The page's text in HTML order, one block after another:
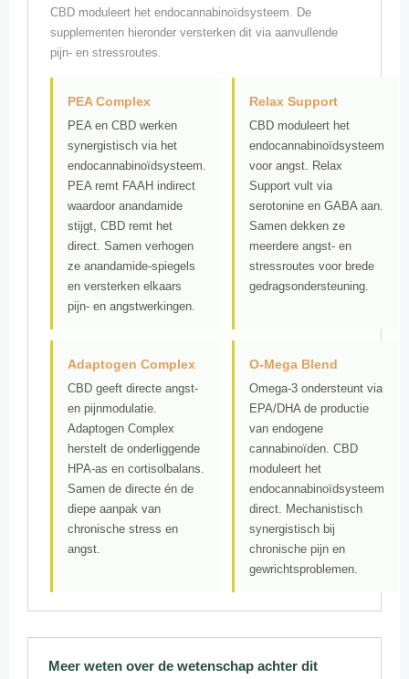
CBD moduleert het endocannabinoïdsysteem. De
supplementen hieronder versterken dit via aanvullende
pijn- en stressroutes.
PEA Complex
PEA en CBD werken
synergistisch via het
endocannabinoïdsysteem.
PEA remt FAAH indirect
waardoor anandamide
stijgt, CBD remt het
direct. Samen verhogen
ze anandamide-spiegels
en versterken elkaars
pijn- en angstwerkingen.
Relax Support
CBD moduleert het
endocannabinoïdsysteem
voor angst. Relax
Support vult via
serotonine en GABA aan.
Samen dekken ze
meerdere angst- en
stressroutes voor brede
gedragsondersteuning.
Adaptogen Complex
CBD geeft directe angst-
en pijnmodulatie.
Adaptogen Complex
herstelt de onderliggende
HPA-as en cortisolbalans.
Samen de directe én de
diepe aanpak van
chronische stress en
angst.
O-Mega Blend
Omega-3 ondersteunt via
EPA/DHA de productie
van endogene
cannabinoïden. CBD
moduleert het
endocannabinoïdsysteem
direct. Mechanistisch
synergistisch bij
chronische pijn en
gewrichtsproblemen.
Meer weten over de wetenschap achter dit